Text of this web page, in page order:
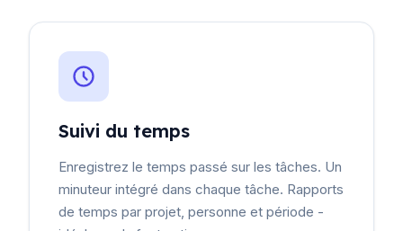
Suivi du temps
Enregistrez le temps passé sur les tâches. Un
minuteur intégré dans chaque tâche. Rapports
de temps par projet, personne et période -